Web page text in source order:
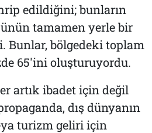
edildiğini; bunların
tamamen yerle bir
Bunlar, bölgedeki toplam
65'ini oluşturuyordu.
artık ibadet için değil
dış dünyanın
turizm geliri için